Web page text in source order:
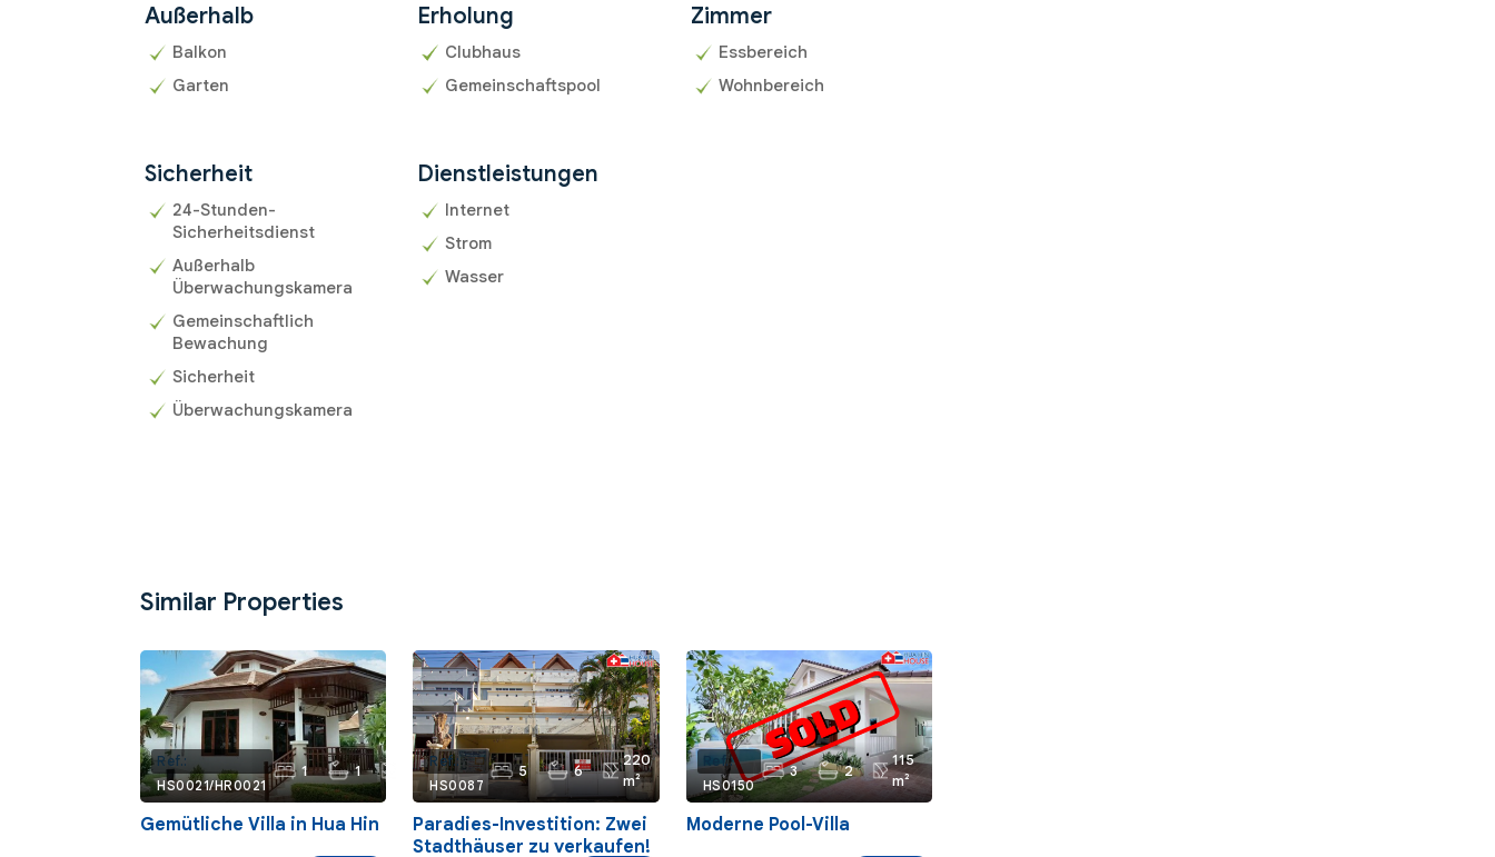
Außerhalb
Balkon
Garten
Erholung
Clubhaus
Gemeinschaftspool
Zimmer
Essbereich
Wohnbereich
Sicherheit
24-Stunden-
Sicherheitsdienst
Außerhalb
Überwachungskamera
Gemeinschaftlich
Bewachung
Sicherheit
Überwachungskamera
Dienstleistungen
Internet
Strom
Wasser
Similar Properties
Ref.:
HS0021/HR0021
1 1
90
m²
Gemütliche Villa in Hua Hin
Ref.:
HS0087
5 6
220
m²
Paradies-Investition: Zwei
Stadthäuser zu verkaufen!
Ref.:
HS0150
3 2
115
m²
Moderne Pool-Villa